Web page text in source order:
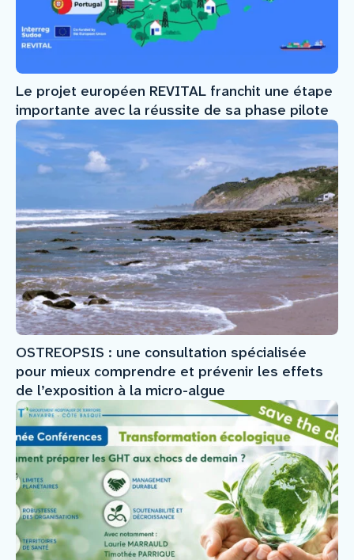
Le projet européen REVITAL franchit une étape
importante avec la réussite de sa phase pilote
OSTREOPSIS : une consultation spécialisée
pour mieux comprendre et prévenir les effets
de l’exposition à la micro-algue